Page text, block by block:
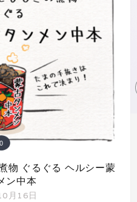
0
物 ぐるぐる ヘルシー蒙
ン中本
月16日